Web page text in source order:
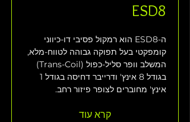
ESD8
ה-ESD8 הוא רמקול פסיבי דו-כיווני
קומפקטי בעל תפוקה גבוהה לטווח-מלא,
המשלב וופר סליל-כפול (Trans-Coil)
אינץ' מחוברים לצופר פיזור רחב.
קרא עוד